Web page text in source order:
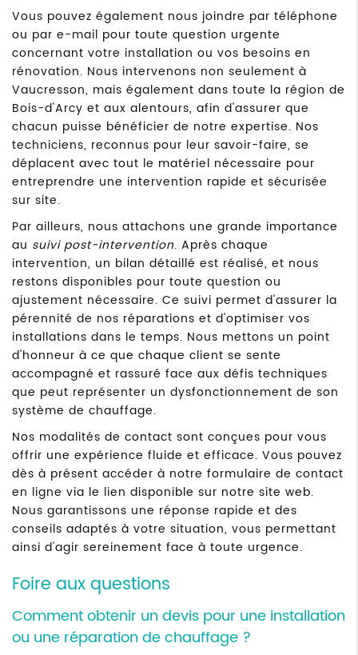
Vous pouvez également nous joindre par téléphone
ou par e-mail pour toute question urgente
concernant votre installation ou vos besoins en
rénovation. Nous intervenons non seulement à
Vaucresson, mais également dans toute la région de
Bois-d'Arcy et aux alentours, afin d'assurer que
chacun puisse bénéficier de notre expertise. Nos
techniciens, reconnus pour leur savoir-faire, se
déplacent avec tout le matériel nécessaire pour
entreprendre une intervention rapide et sécurisée
sur site.
Par ailleurs, nous attachons une grande importance
au suivi post-intervention. Après chaque
intervention, un bilan détaillé est réalisé, et nous
restons disponibles pour toute question ou
ajustement nécessaire. Ce suivi permet d'assurer la
pérennité de nos réparations et d'optimiser vos
installations dans le temps. Nous mettons un point
d'honneur à ce que chaque client se sente
accompagné et rassuré face aux défis techniques
que peut représenter un dysfonctionnement de son
système de chauffage.
Nos modalités de contact sont conçues pour vous
offrir une expérience fluide et efficace. Vous pouvez
dès à présent accéder à notre formulaire de contact
en ligne via le lien disponible sur notre site web.
Nous garantissons une réponse rapide et des
conseils adaptés à votre situation, vous permettant
ainsi d'agir sereinement face à toute urgence.
Foire aux questions
Comment obtenir un devis pour une installation
ou une réparation de chauffage ?